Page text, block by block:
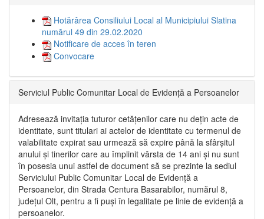
Hotărârea Consiliului Local al Municipiului Slatina
numărul 49 din 29.02.2020
Notificare de acces în teren
Convocare
Serviciul Public Comunitar Local de Evidență a Persoanelor
Adresează invitația tuturor cetățenilor care nu dețin acte de
identitate, sunt titulari ai actelor de identitate cu termenul de
valabilitate expirat sau urmează să expire până la sfârșitul
anului și tinerilor care au împlinit vârsta de 14 ani și nu sunt
în posesia unui astfel de document să se prezinte la sediul
Serviciului Public Comunitar Local de Evidență a
Persoanelor, din Strada Centura Basarabilor, numărul 8,
județul Olt, pentru a fi puși în legalitate pe linie de evidență a
persoanelor.